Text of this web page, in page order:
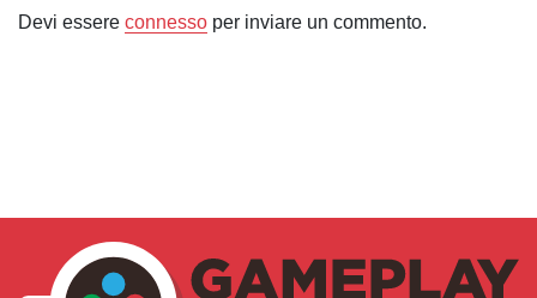
Devi essere connesso per inviare un commento.